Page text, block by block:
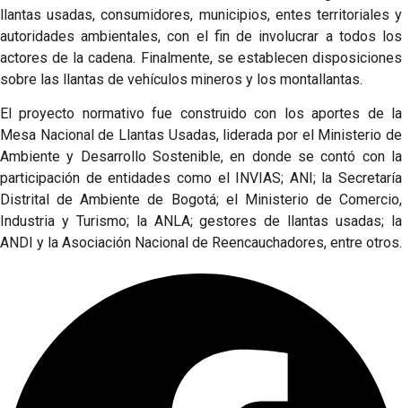
llantas usadas, consumidores, municipios, entes territoriales y
autoridades ambientales, con el fin de involucrar a todos los
actores de la cadena. Finalmente, se establecen disposiciones
sobre las llantas de vehículos mineros y los montallantas.
El proyecto normativo fue construido con los aportes de la
Mesa Nacional de Llantas Usadas, liderada por el Ministerio de
Ambiente y Desarrollo Sostenible, en donde se contó con la
participación de entidades como el INVIAS; ANI; la Secretaría
Distrital de Ambiente de Bogotá; el Ministerio de Comercio,
Industria y Turismo; la ANLA; gestores de llantas usadas; la
ANDI y la Asociación Nacional de Reencauchadores, entre otros.